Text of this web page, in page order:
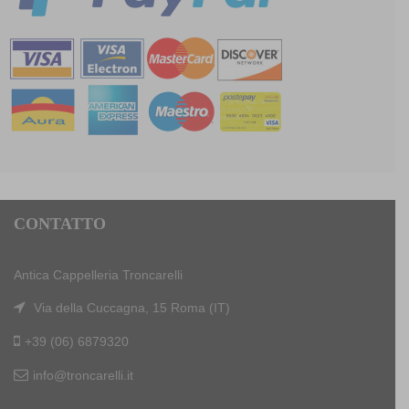
CONTATTO
Antica Cappelleria Troncarelli
Via della Cuccagna, 15 Roma (IT)
+39 (06) 6879320
info@troncarelli.it